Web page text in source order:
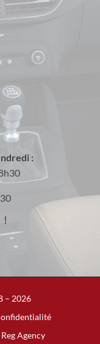
:
!
– 2026
Reg Agency